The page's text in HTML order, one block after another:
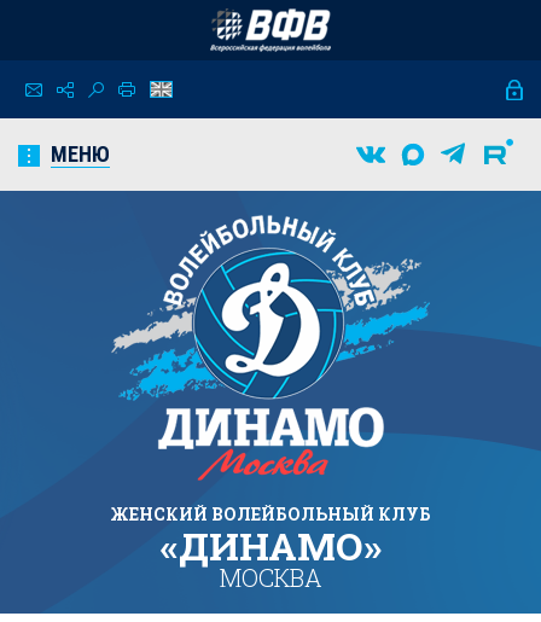
МЕНЮ
ЖЕНСКИЙ ВОЛЕЙБОЛЬНЫЙ КЛУБ
«ДИНАМО»
МОСКВА